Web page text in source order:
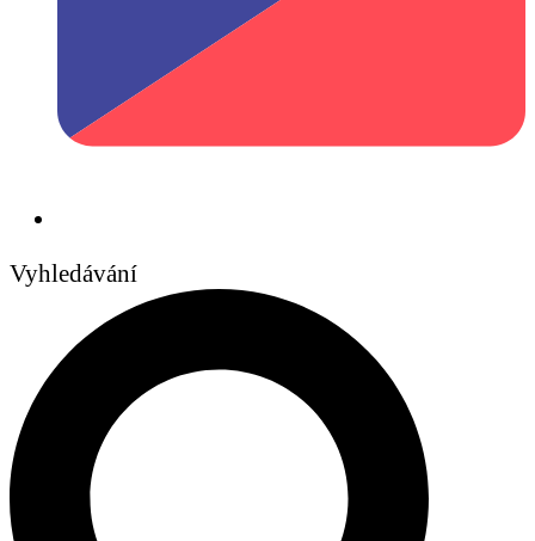
Vyhledávání